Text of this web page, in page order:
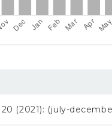
20 (2021): (july-